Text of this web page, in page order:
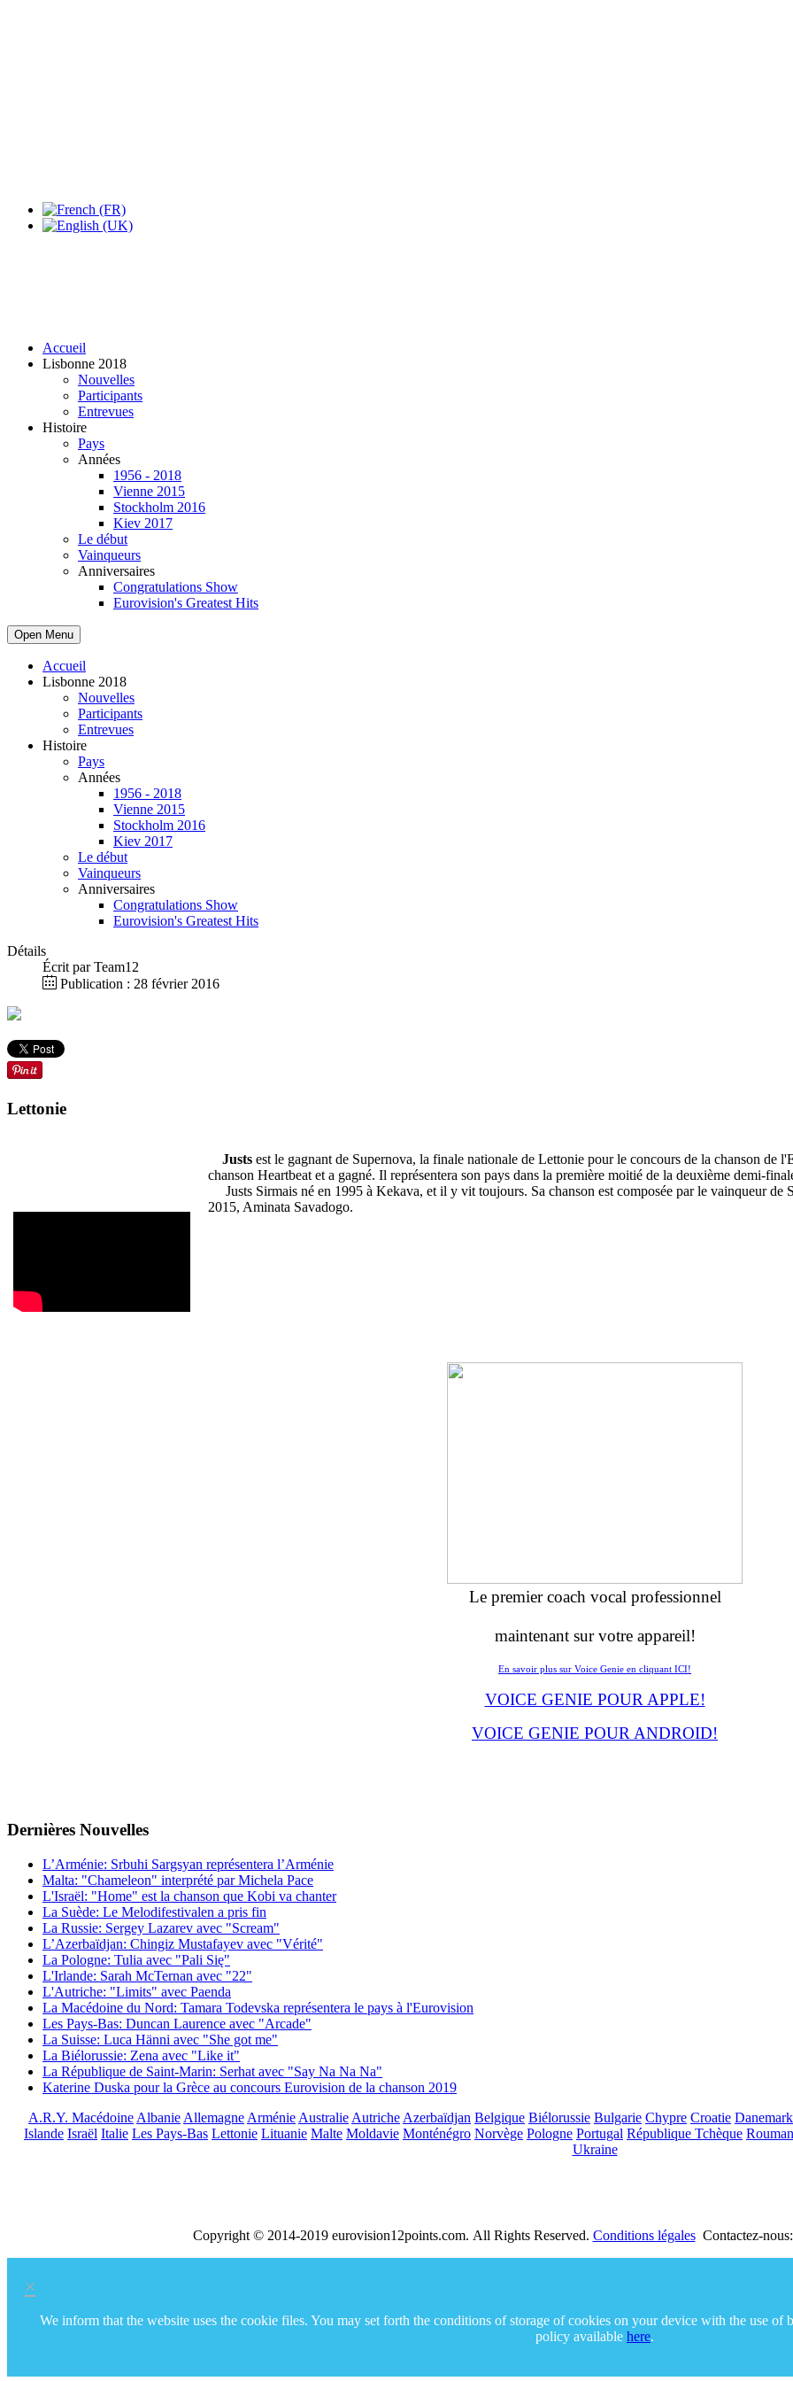
Accueil
Lisbonne 2018
Nouvelles
Participants
Entrevues
Histoire
Pays
Années
1956 - 2018
Vienne 2015
Stockholm 2016
Kiev 2017
Le début
Vainqueurs
Anniversaires
Congratulations Show
Eurovision's Greatest Hits
Open Menu
Accueil
Lisbonne 2018
Nouvelles
Participants
Entrevues
Histoire
Pays
Années
1956 - 2018
Vienne 2015
Stockholm 2016
Kiev 2017
Le début
Vainqueurs
Anniversaires
Congratulations Show
Eurovision's Greatest Hits
Détails
Écrit parTeam12
Publication : 28 février 2016
Lettonie
Justs est le gagnant de Supernova, la finale nationale de Lettonie pour le concours de la chanson de
chanson Heartbeat et a gagné. Il représentera son pays dans la première moitié de la deuxième demi-
Justs Sirmais né en 1995 à Kekava, et il y vit toujours. Sa chanson est composée par le vainqueur de
2015, Aminata Savadogo.
Le premier coach vocal professionnel
maintenant sur votre appareil!
En savoir plus sur Voice Genie en cliquant ICI!
VOICE GENIE POUR APPLE!
VOICE GENIE POUR ANDROID!
Dernières Νouvelles
L’Arménie: Srbuhi Sargsyan représentera l’Arménie
Malta: "Chameleon" interprété par Michela Pace
L'Israël: "Home" est la chanson que Kobi va chanter
La Suède: Le Melodifestivalen a pris fin
La Russie: Sergey Lazarev avec "Scream"
L’Azerbaïdjan: Chingiz Mustafayev avec "Vérité"
La Pologne: Tulia avec "Pali Się"
L'Irlande: Sarah McTernan avec "22"
L'Autriche: "Limits" avec Paenda
La Macédoine du Nord: Tamara Todevska représentera le pays à l'Eurovision
Les Pays-Bas: Duncan Laurence avec "Arcade"
La Suisse: Luca Hänni avec "She got me"
La Biélorussie: Zena avec "Like it"
La République de Saint-Marin: Serhat avec "Say Na Na Na"
Katerine Duska pour la Grèce au concours Eurovision de la chanson 2019
A.R.Y. Macédoine Albanie Allemagne Arménie Australie Autriche Azerbaïdjan Belgique Biélorussie Bulgarie Chypre Croatie Danemark
Islande Israël Italie Les Pays-Bas Lettonie Lituanie Malte Moldavie Monténégro Norvège Pologne Portugal République Tchèque
Ukraine
Copyright © 2014-2019 eurovision12points.com. All Rights Reserved. Conditions légalesContactez-
×
We inform that the website uses the cookie files. You may set forth the conditions of storage of cookies on your device with the use
policy available here.